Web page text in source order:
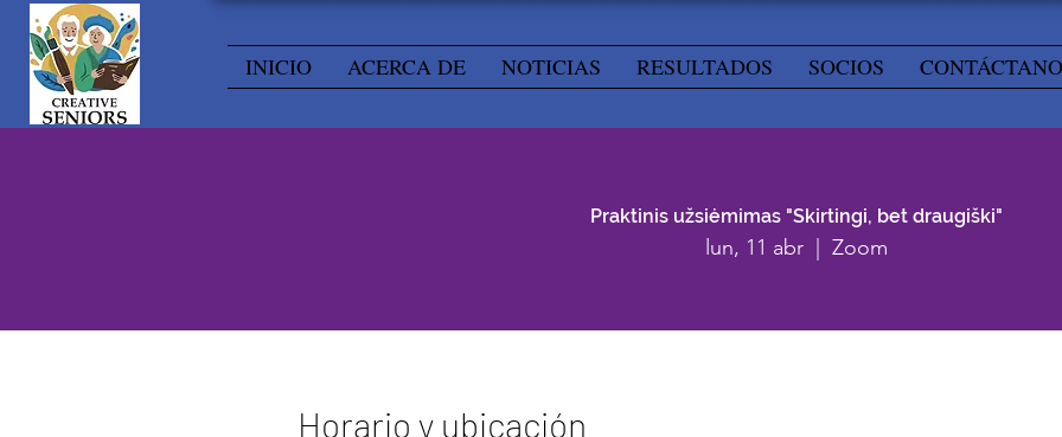
INICIO ACERCA DE NOTICIAS RESULTADOS SOCIOS
Praktinis užsiėmimas "Skirtingi, bet draugiški"
lun, 11 abr Zoom
Horario y ubicación